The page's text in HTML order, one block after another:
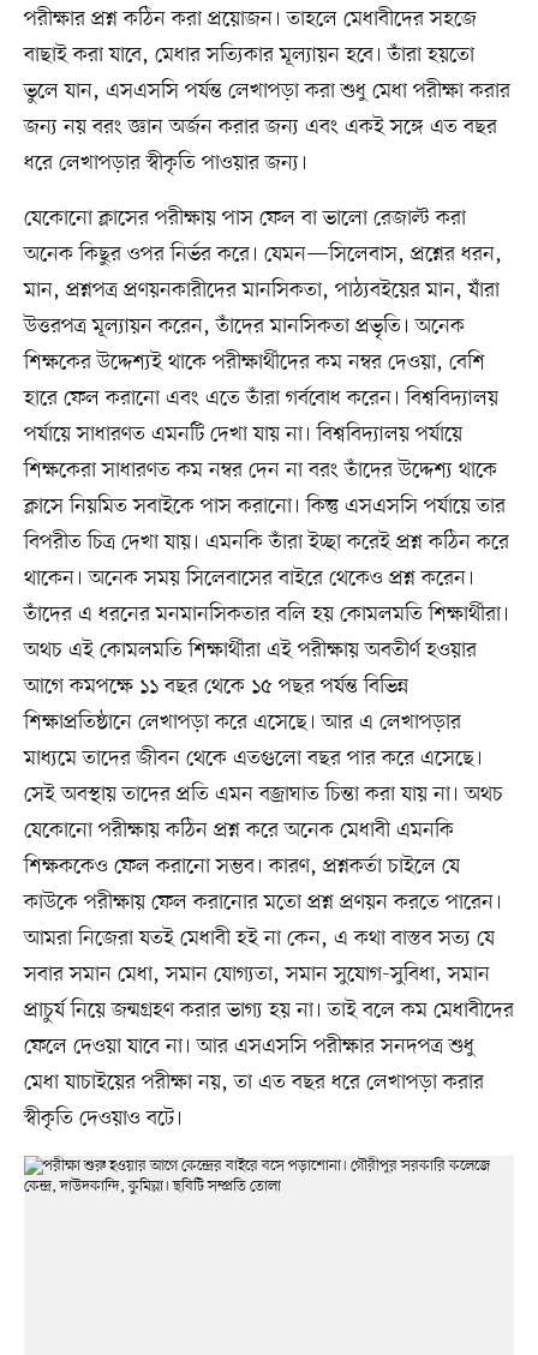
পরীক্ষার প্রশ্ন কঠিন করা প্রয়োজন। তাহলে মেধাবীদের সহজে
বাছাই করা যাবে, মেধার সত্যিকার মূল্যায়ন হবে। তাঁরা হয়তো
ভুলে যান, এসএসসি পর্যন্ত লেখাপড়া করা শুধু মেধা পরীক্ষা করার
জন্য নয় বরং জ্ঞান অর্জন করার জন্য এবং একই সঙ্গে এত বছর
ধরে লেখাপড়ার স্বীকৃতি পাওয়ার জন্য।
যেকোনো ক্লাসের পরীক্ষায় পাস ফেল বা ভালো রেজাল্ট করা
অনেক কিছুর ওপর নির্ভর করে। যেমন—সিলেবাস, প্রশ্নের ধরন,
মান, প্রশ্নপত্র প্রণয়নকারীদের মানসিকতা, পাঠ্যবইয়ের মান, যাঁরা
উত্তরপত্র মূল্যায়ন করেন, তাঁদের মানসিকতা প্রভৃতি। অনেক
শিক্ষকের উদ্দেশ্যই থাকে পরীক্ষার্থীদের কম নম্বর দেওয়া, বেশি
হারে ফেল করানো এবং এতে তাঁরা গর্ববোধ করেন। বিশ্ববিদ্যালয়
পর্যায়ে সাধারণত এমনটি দেখা যায় না। বিশ্ববিদ্যালয় পর্যায়ে
শিক্ষকেরা সাধারণত কম নম্বর দেন না বরং তাঁদের উদ্দেশ্য থাকে
ক্লাসে নিয়মিত সবাইকে পাস করানো। কিন্তু এসএসসি পর্যায়ে তার
বিপরীত চিত্র দেখা যায়। এমনকি তাঁরা ইচ্ছা করেই প্রশ্ন কঠিন করে
থাকেন। অনেক সময় সিলেবাসের বাইরে থেকেও প্রশ্ন করেন।
তাঁদের এ ধরনের মনমানসিকতার বলি হয় কোমলমতি শিক্ষার্থীরা।
অথচ এই কোমলমতি শিক্ষার্থীরা এই পরীক্ষায় অবতীর্ণ হওয়ার
আগে কমপক্ষে ১১ বছর থেকে ১৫ পছর পর্যন্ত বিভিন্ন
শিক্ষাপ্রতিষ্ঠানে লেখাপড়া করে এসেছে। আর এ লেখাপড়ার
মাধ্যমে তাদের জীবন থেকে এতগুলো বছর পার করে এসেছে।
সেই অবস্থায় তাদের প্রতি এমন বজ্রাঘাত চিন্তা করা যায় না। অথচ
যেকোনো পরীক্ষায় কঠিন প্রশ্ন করে অনেক মেধাবী এমনকি
শিক্ষককেও ফেল করানো সম্ভব। কারণ, প্রশ্নকর্তা চাইলে যে
কাউকে পরীক্ষায় ফেল করানোর মতো প্রশ্ন প্রণয়ন করতে পারেন।
আমরা নিজেরা যতই মেধাবী হই না কেন, এ কথা বাস্তব সত্য যে
সবার সমান মেধা, সমান যোগ্যতা, সমান সুযোগ-সুবিধা, সমান
প্রাচুর্য নিয়ে জন্মগ্রহণ করার ভাগ্য হয় না। তাই বলে কম মেধাবীদের
ফেলে দেওয়া যাবে না। আর এসএসসি পরীক্ষার সনদপত্র শুধু
মেধা যাচাইয়ের পরীক্ষা নয়, তা এত বছর ধরে লেখাপড়া করার
স্বীকৃতি দেওয়াও বটে।